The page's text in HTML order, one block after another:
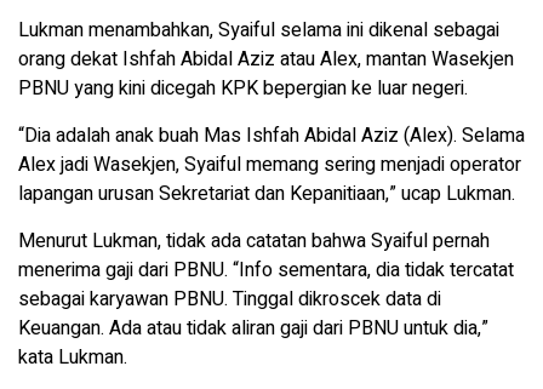
Lukman menambahkan, Syaiful selama ini dikenal sebagai
orang dekat Ishfah Abidal Aziz atau Alex, mantan Wasekjen
PBNU yang kini dicegah KPK bepergian ke luar negeri.
“Dia adalah anak buah Mas Ishfah Abidal Aziz (Alex). Selama
Alex jadi Wasekjen, Syaiful memang sering menjadi operator
lapangan urusan Sekretariat dan Kepanitiaan,” ucap Lukman.
Menurut Lukman, tidak ada catatan bahwa Syaiful pernah
menerima gaji dari PBNU. “Info sementara, dia tidak tercatat
sebagai karyawan PBNU. Tinggal dikroscek data di
Keuangan. Ada atau tidak aliran gaji dari PBNU untuk dia,”
kata Lukman.